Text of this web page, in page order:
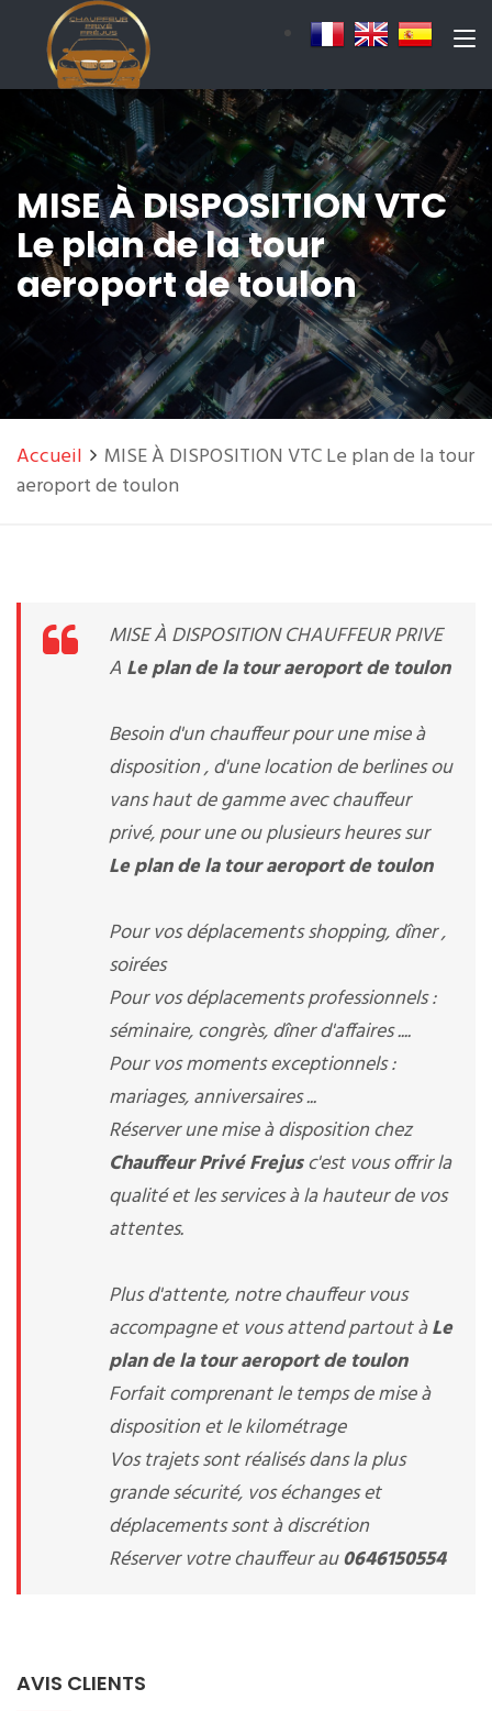
MISE À DISPOSITION VTC
Le plan de la tour
aeroport de toulon
Accueil
MISE À DISPOSITION VTC Le plan de la tour
aeroport de toulon
MISE À DISPOSITION CHAUFFEUR PRIVE
A Le plan de la tour aeroport de toulon
Besoin d'un chauffeur pour une mise à
disposition , d'une location de berlines ou
vans haut de gamme avec chauffeur
privé, pour une ou plusieurs heures sur
Le plan de la tour aeroport de toulon
Pour vos déplacements shopping, dîner ,
soirées
Pour vos déplacements professionnels :
séminaire, congrès, dîner d'affaires ....
Pour vos moments exceptionnels :
mariages, anniversaires ...
Réserver une mise à disposition chez
Chauffeur Privé Frejusc'est vous offrir la
qualité et les services à la hauteur de vos
attentes.
Plus d'attente, notre chauffeur vous
accompagne et vous attend partout àLe
plan de la tour aeroport de toulon
Forfait comprenant le temps de mise à
disposition et le kilométrage
Vos trajets sont réalisés dans la plus
grande sécurité, vos échanges et
déplacements sont à discrétion
Réserver votre chauffeur au0646150554
AVIS CLIENTS